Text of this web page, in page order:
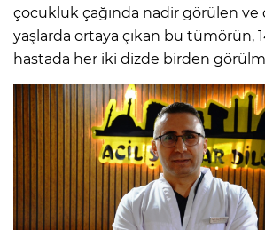
çocukluk çağında nadir görülen ve
yaşlarda ortaya çıkan bu tümörün,
hastada her iki dizde birden